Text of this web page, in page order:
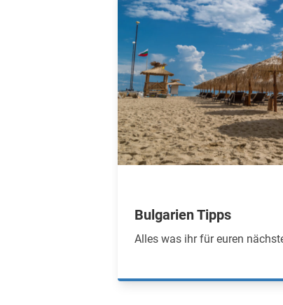
Bulgarien Tipps
Alles was ihr für euren